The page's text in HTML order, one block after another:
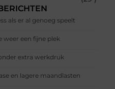
als er al genoeg speelt
weer een fijne plek
extra werkdruk
en lagere maandlasten